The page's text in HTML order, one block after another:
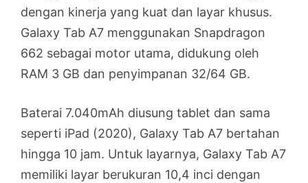
dengan kinerja yang kuat dan layar khusus.
Galaxy Tab A7 menggunakan Snapdragon
662 sebagai motor utama, didukung oleh
RAM 3 GB dan penyimpanan 32/64 GB.
Baterai 7.040mAh diusung tablet dan sama
seperti iPad (2020), Galaxy Tab A7 bertahan
hingga 10 jam. Untuk layarnya, Galaxy Tab A7
memiliki layar berukuran 10,4 inci dengan